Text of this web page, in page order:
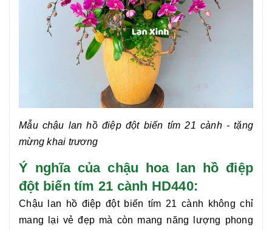
Mẫu chậu lan hồ điệp đột biến tím 21 cành- tặng
mừng khai trương
Ý nghĩa của chậu hoa lan hồ điệp
đột biến tím 21 cành HD440:
Chậu lan hồ điệp đột biến tím 21 cành không chỉ
mang lại vẻ đẹp mà còn mang năng lượng phong